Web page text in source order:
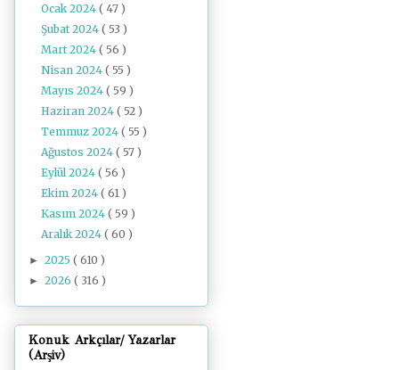
Ocak 2024( 47 )
Şubat 2024( 53 )
Mart 2024( 56 )
Nisan 2024( 55 )
Mayıs 2024( 59 )
Haziran 2024( 52 )
Temmuz 2024( 55 )
Ağustos 2024( 57 )
Eylül 2024( 56 )
Ekim 2024( 61 )
Kasım 2024( 59 )
Aralık 2024( 60 )
► 2025 ( 610 )
► 2026 ( 316 )
Konuk Arkçılar/ Yazarlar
(Arşiv)